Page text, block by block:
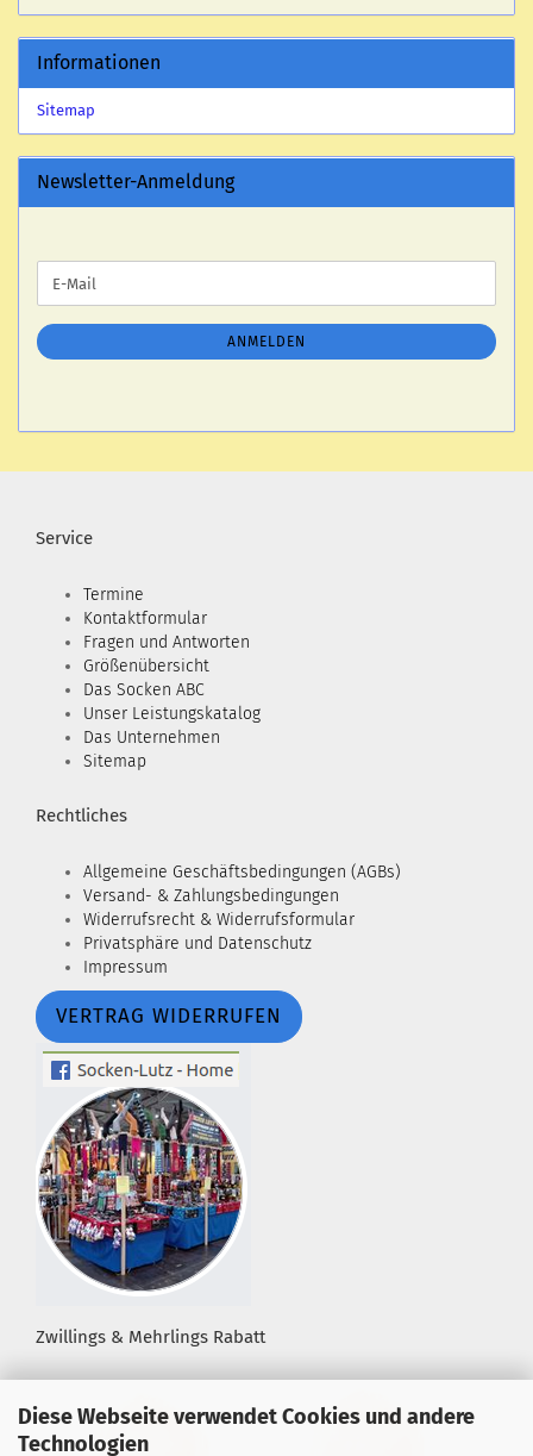
Diese Webseite verwendet Cookies und andere
Technologien
Informationen
Sitemap
Newsletter-Anmeldung
ZUR
ANMELDUNG
E-
Mail
ANMELDEN
Service
Termine
Kontaktformular
Fragen und Antworten
Größenübersicht
Das Socken ABC
Unser Leistungskatalog
Das Unternehmen
Sitemap
Rechtliches
Allgemeine Geschäftsbedingungen (AGBs)
Versand- & Zahlungsbedingungen
Widerrufsrecht & Widerrufsformular
Privatsphäre und Datenschutz
Impressum
VERTRAG WIDERRUFEN
Zwillings & Mehrlings Rabatt